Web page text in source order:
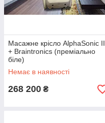
Масажне крісло AlphaSonic II
+ Braintronics (преміально
біле)
Немає в наявності
268 200 ₴